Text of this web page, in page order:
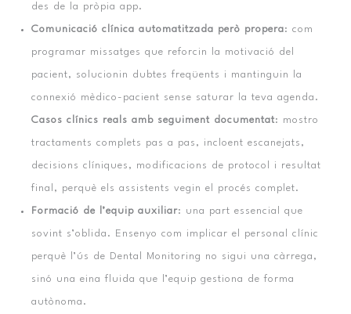
des de la pròpia app.
Comunicació clínica automatitzada però propera: com
programar missatges que reforcin la motivació del
pacient, solucionin dubtes freqüents i mantinguin la
connexió mèdico-pacient sense saturar la teva agenda.
Casos clínics reals amb seguiment documentat: mostro
tractaments complets pas a pas, incloent escanejats,
decisions clíniques, modificacions de protocol i resultat
final, perquè els assistents vegin el procés complet.
Formació de l’equip auxiliar: una part essencial que
sovint s’oblida. Ensenyo com implicar el personal clínic
perquè l’ús de Dental Monitoring no sigui una càrrega,
sinó una eina fluida que l’equip gestiona de forma
autònoma.